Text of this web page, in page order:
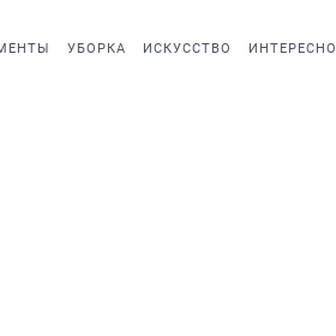
УБОРКА ИСКУССТВО ИНТЕРЕСНО